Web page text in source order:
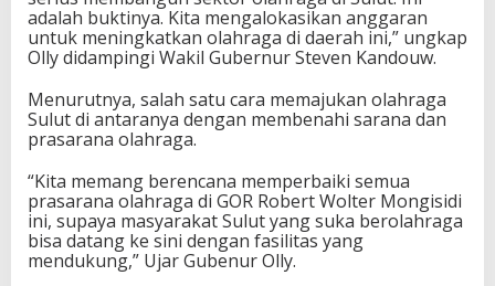
adalah buktinya. Kita mengalokasikan anggaran
untuk meningkatkan olahraga di daerah ini,” ungkap
Olly didampingi Wakil Gubernur Steven Kandouw.
Menurutnya, salah satu cara memajukan olahraga
Sulut di antaranya dengan membenahi sarana dan
prasarana olahraga.
“Kita memang berencana memperbaiki semua
prasarana olahraga di GOR Robert Wolter Mongisidi
ini, supaya masyarakat Sulut yang suka berolahraga
bisa datang ke sini dengan fasilitas yang
mendukung,” Ujar Gubenur Olly.